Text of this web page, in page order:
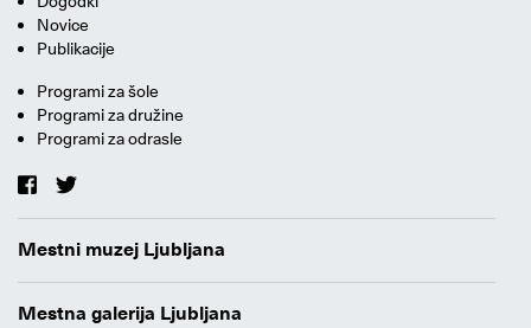
Novice
Publikacije
Programi za šole
Programi za družine
Programi za odrasle
Mestni muzej Ljubljana
Mestna galerija Ljubljana